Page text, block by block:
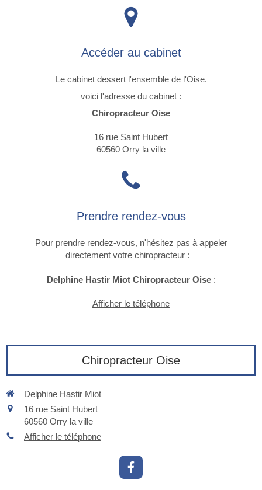
Accéder au cabinet
Le cabinet dessert l'ensemble de l'Oise.
voici l'adresse du cabinet :
Chiropracteur Oise
16 rue Saint Hubert
60560 Orry la ville
Prendre rendez-vous
Pour prendre rendez-vous, n'hésitez pas à appeler
directement votre chiropracteur :
Delphine Hastir MiotChiropracteur Oise:
Afficher le téléphone
Chiropracteur Oise
Delphine Hastir Miot
16 rue Saint Hubert
60560 Orry la ville
Afficher le téléphone